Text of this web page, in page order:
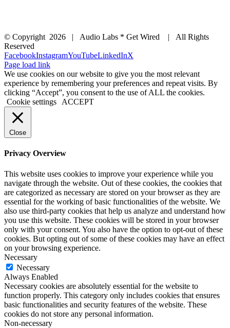
© Copyright 2026 | Audio Labs * Get Wired | All Rights
Reserved
FacebookInstagramYouTubeLinkedInX
Page load link
We use cookies on our website to give you the most relevant
experience by remembering your preferences and repeat visits. By
clicking “Accept”, you consent to the use of ALL the cookies.
Cookie settings
ACCEPT
Close
Privacy Overview
This website uses cookies to improve your experience while you
navigate through the website. Out of these cookies, the cookies that
are categorized as necessary are stored on your browser as they are
essential for the working of basic functionalities of the website. We
also use third-party cookies that help us analyze and understand how
you use this website. These cookies will be stored in your browser
only with your consent. You also have the option to opt-out of these
cookies. But opting out of some of these cookies may have an effect
on your browsing experience.
Necessary
Necessary
Always Enabled
Necessary cookies are absolutely essential for the website to
function properly. This category only includes cookies that ensures
basic functionalities and security features of the website. These
cookies do not store any personal information.
Non-necessary